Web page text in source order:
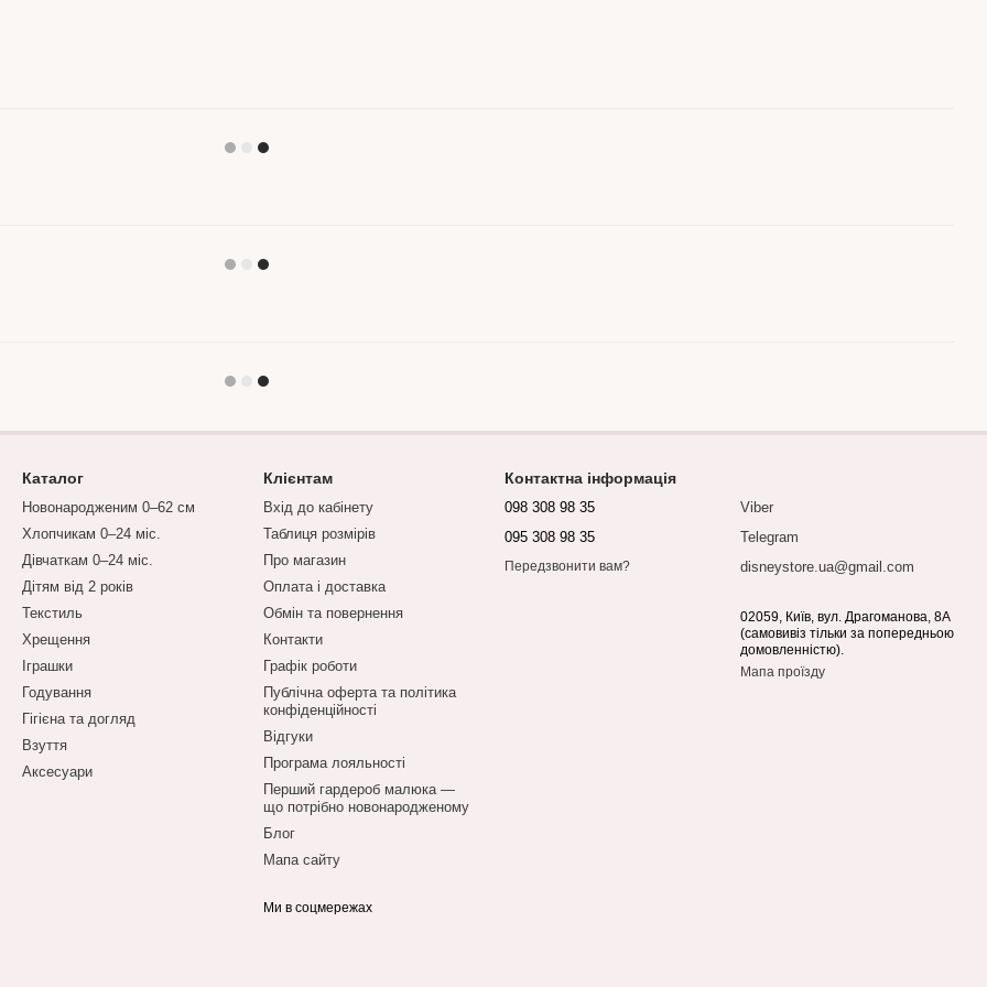
Каталог
Новонародженим 0–62 см
Хлопчикам 0–24 міс.
Дівчаткам 0–24 міс.
Дітям від 2 років
Текстиль
Хрещення
Іграшки
Годування
Гігієна та догляд
Взуття
Аксесуари
Клієнтам
Вхід до кабінету
Таблиця розмірів
Про магазин
Оплата і доставка
Обмін та повернення
Контакти
Графік роботи
Публічна оферта та політика
конфіденційності
Відгуки
Програма лояльності
Перший гардероб малюка —
що потрібно новонародженому
Блог
Мапа сайту
Ми в соцмережах
Контактна інформація
098 308 98 35
095 308 98 35
Передзвонити вам?
Viber
Telegram
disneystore.ua@gmail.com
02059, Київ, вул. Драгоманова, 8А
(самовивіз тільки за попередньою
домовленністю).
Мапа проїзду